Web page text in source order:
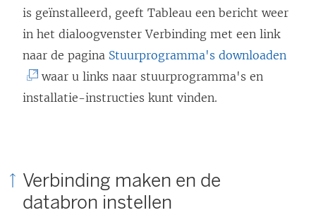
is geïnstalleerd, geeft Tableau een bericht weer
in het dialoogvenster Verbinding met een link
naar de pagina Stuurprogramma's downloaden
waar u links naar stuurprogramma's en
installatie-instructies kunt vinden.
Verbinding maken en de
databron instellen